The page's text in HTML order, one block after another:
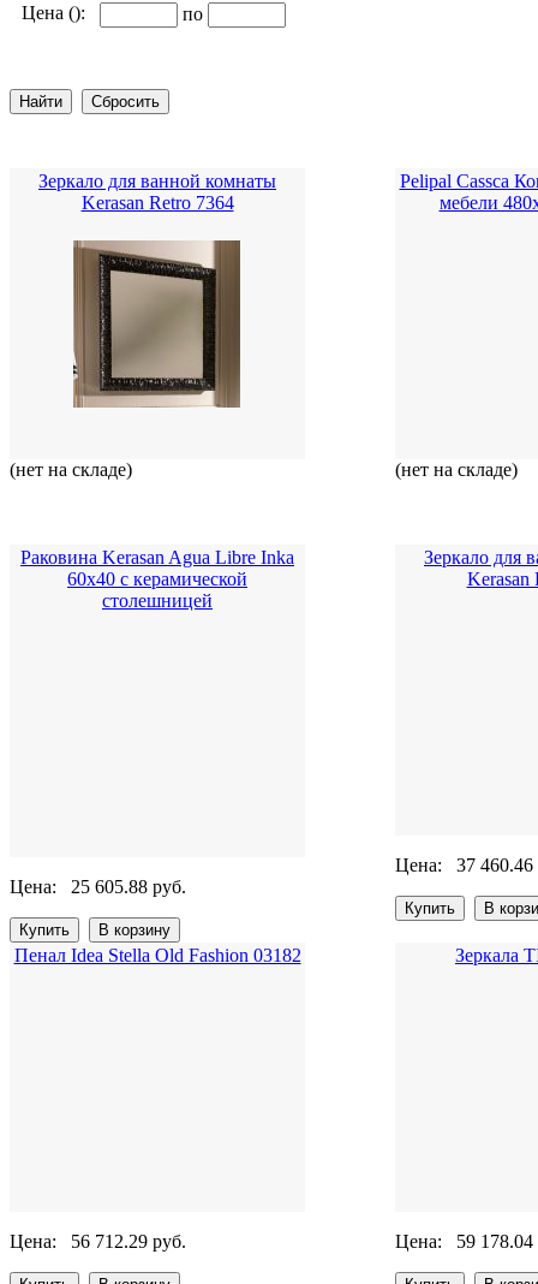
Цена ():
по
Зеркало для ванной комнаты
Kerasan Retro 7364
(нет на складе)
Pelipal Cassca
мебели
(нет на складе)
Раковина Kerasan Agua Libre Inka
60x40 с керамической
столешницей
Цена: 25 605.88 руб.
Зеркало для
Kerasan
Цена: 37 460.46
Пенал Idea Stella Old Fashion 03182
Цена: 56 712.29 руб.
Зеркала
Цена: 59 178.04